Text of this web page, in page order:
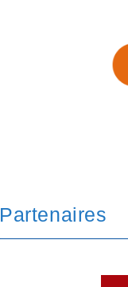
Partenaires